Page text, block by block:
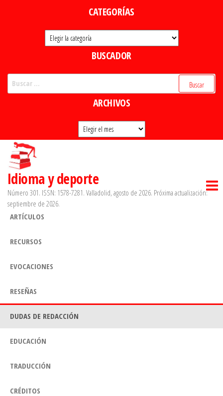
CATEGORÍAS
Categorías
BUSCADOR
ARCHIVOS
Archivos
Idioma y deporte
Número 301. ISSN: 1578-7281. Valladolid, agosto de 2026. Próxima actualización:
septiembre de 2026.
ARTÍCULOS
RECURSOS
EVOCACIONES
RESEÑAS
DUDAS DE REDACCIÓN
EDUCACIÓN
TRADUCCIÓN
CRÉDITOS